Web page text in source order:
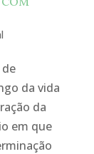
da vida
da
em que